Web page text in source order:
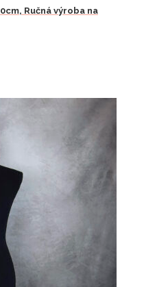
Ručná výroba na